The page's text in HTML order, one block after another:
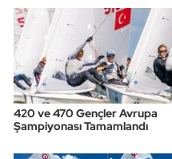
420 ve 470 Gençler Avrupa
Şampiyonası Tamamlandı